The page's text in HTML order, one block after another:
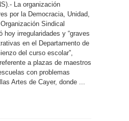
Educamos
denuncia
“graves
deficiencias
en
comienzo
de
clases
La organización
por la Democracia, Unidad,
Sindical
hoy irregularidades y “graves
en el Departamento de
del curso escolar”,
a plazas de maestros
con problemas
Artes de Cayer, donde ...